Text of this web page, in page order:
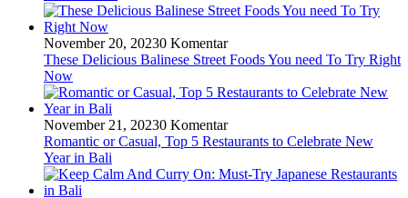
November 20, 20230 Komentar
These Delicious Balinese Street Foods You need To Try Right
Now
November 21, 20230 Komentar
Romantic or Casual, Top 5 Restaurants to Celebrate New
Year in Bali